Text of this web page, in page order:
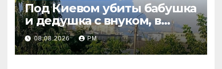
Под Киевом убиты бабушка
и дедушка с внуком, в
Поволжье и на Кубани
вновь горят НПЗ
08.08.2026 РМ